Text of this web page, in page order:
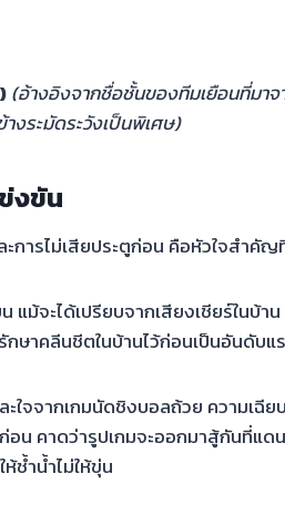
(อ้างอิงจากชื่อชั้นของทีมเยือนที่มา
งระมัดระวังเป็นพิเศษ)
งขัน
การไม่เสียประตูก่อน คือหัวใจสำคั
จะได้เปรียบจากเสียงเชียร์ในบ้
กษาคลีนชีตในบ้านไว้ก่อนเป็นอันดับแ
ใจจากเกมนัดชิงบอลถ้วย ความ
อน คาดว่ารูปเกมจะออกมาสู้กันที่
ช้ำน้ำไม่ให้ขุ่น